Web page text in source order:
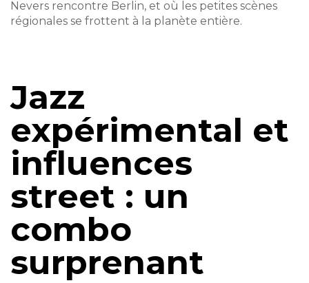
Nevers rencontre Berlin, et où les petites scènes
régionales se frottent à la planète entière.
Jazz
expérimental et
influences
street : un
combo
surprenant